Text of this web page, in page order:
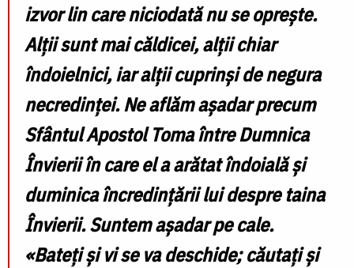
izvor lin care niciodată nu se oprește.
Alții sunt mai căldicei, alții chiar
îndoielnici, iar alții cuprinși de negura
necredinței. Ne aflăm așadar precum
Sfântul Apostol Toma între Dumnica
Învierii în care el a arătat îndoială și
duminica încredințării lui despre taina
Învierii. Suntem așadar pe cale.
«Bateți și vi se va deschide; căutați și